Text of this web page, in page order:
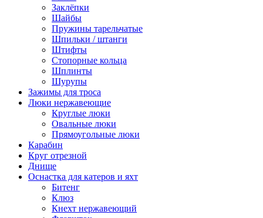
Заклёпки
Шайбы
Пружины тарельчатые
Шпильки / штанги
Штифты
Стопорные кольца
Шплинты
Шурупы
Зажимы для троса
Люки нержавеющие
Круглые люки
Овальные люки
Прямоугольные люки
Карабин
Круг отрезной
Днище
Оснастка для катеров и яхт
Битенг
Клюз
Кнехт нержавеющий